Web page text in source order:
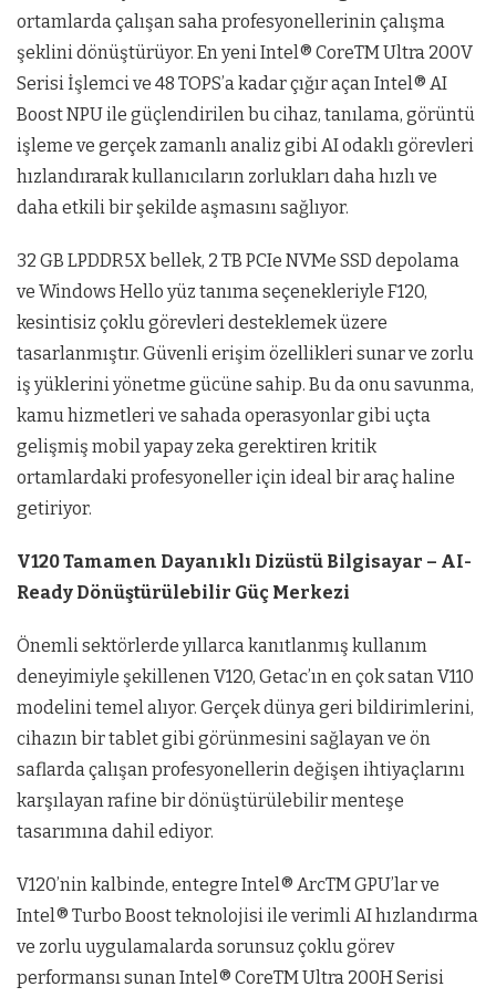
ortamlarda çalışan saha profesyonellerinin çalışma
şeklini dönüştürüyor. En yeni Intel® CoreTM Ultra 200V
Serisi İşlemci ve 48 TOPS’a kadar çığır açan Intel® AI
Boost NPU ile güçlendirilen bu cihaz, tanılama, görüntü
işleme ve gerçek zamanlı analiz gibi AI odaklı görevleri
hızlandırarak kullanıcıların zorlukları daha hızlı ve
daha etkili bir şekilde aşmasını sağlıyor.
32 GB LPDDR5X bellek, 2 TB PCIe NVMe SSD depolama
ve Windows Hello yüz tanıma seçenekleriyle F120,
kesintisiz çoklu görevleri desteklemek üzere
tasarlanmıştır. Güvenli erişim özellikleri sunar ve zorlu
iş yüklerini yönetme gücüne sahip. Bu da onu savunma,
kamu hizmetleri ve sahada operasyonlar gibi uçta
gelişmiş mobil yapay zeka gerektiren kritik
ortamlardaki profesyoneller için ideal bir araç haline
getiriyor.
V120 Tamamen Dayanıklı Dizüstü Bilgisayar – AI-
Ready Dönüştürülebilir Güç Merkezi
Önemli sektörlerde yıllarca kanıtlanmış kullanım
deneyimiyle şekillenen V120, Getac’ın en çok satan V110
modelini temel alıyor. Gerçek dünya geri bildirimlerini,
cihazın bir tablet gibi görünmesini sağlayan ve ön
saflarda çalışan profesyonellerin değişen ihtiyaçlarını
karşılayan rafine bir dönüştürülebilir menteşe
tasarımına dahil ediyor.
V120’nin kalbinde, entegre Intel® ArcTM GPU’lar ve
Intel® Turbo Boost teknolojisi ile verimli AI hızlandırma
ve zorlu uygulamalarda sorunsuz çoklu görev
performansı sunan Intel® CoreTM Ultra 200H Serisi